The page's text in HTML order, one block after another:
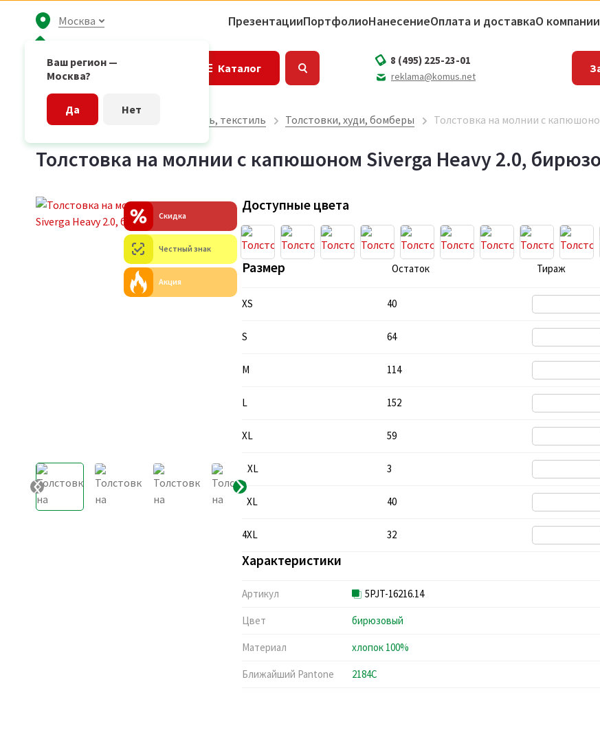
Москва
Ваш регион —
Москва?
Да Нет
ПрезентацииПортфолиоНанесениеОплата и доставкаО компании
Каталог
8 (495) 225-23-01
reklama@komus.net
Главная страница Одежда, обувь, текстиль Толстовки, худи, бомберы Толстовка на молнии с
Толстовка на молнии с капюшоном Siverga Heavy 2.0,
Скидка
Честный знак
Акция
Доступные цвета
Размер Остаток Тираж
XS 40
S 64
M 114
L 152
XL 59
XXL 3
3XL 40
4XL 32
Характеристики
Артикул 5PJT-16216.14
Цвет бирюзовый
Материал хлопок 100%
Ближайший Pantone 2184C